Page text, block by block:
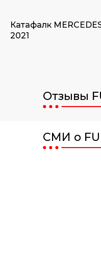
Катафалк
2021
Отзывы
СМИ о